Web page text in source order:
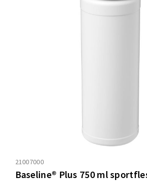
21007000
Baseline® Plus 750 ml